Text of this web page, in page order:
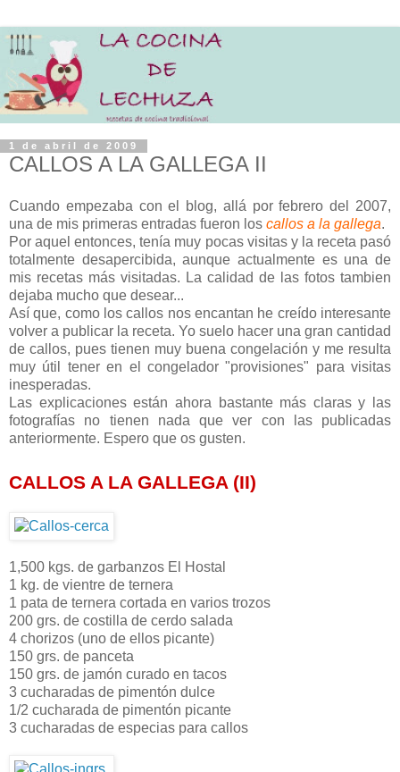
1 de abril de 2009
CALLOS A LA GALLEGA II
Cuando empezaba con el blog, allá por febrero del 2007,
una de mis primeras entradas fueron los callos a la gallega.
Por aquel entonces, tenía muy pocas visitas y la receta pasó
totalmente desapercibida, aunque actualmente es una de
mis recetas más visitadas. La calidad de las fotos tambien
dejaba mucho que desear...
Así que, como los callos nos encantan he creído interesante
volver a publicar la receta. Yo suelo hacer una gran cantidad
de callos, pues tienen muy buena congelación y me resulta
muy útil tener en el congelador "provisiones" para visitas
inesperadas.
Las explicaciones están ahora bastante más claras y las
fotografías no tienen nada que ver con las publicadas
anteriormente. Espero que os gusten.
CALLOS A LA GALLEGA (II)
1,500 kgs. de garbanzos El Hostal
1 kg. de vientre de ternera
1 pata de ternera cortada en varios trozos
200 grs. de costilla de cerdo salada
4 chorizos (uno de ellos picante)
150 grs. de panceta
150 grs. de jamón curado en tacos
3 cucharadas de pimentón dulce
1/2 cucharada de pimentón picante
3 cucharadas de especias para callos